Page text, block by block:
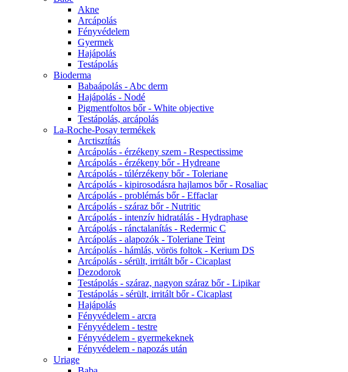
Akne
Arcápolás
Fényvédelem
Gyermek
Hajápolás
Testápolás
Bioderma
Babaápolás - Abc derm
Hajápolás - Nodé
Pigmentfoltos bőr - White objective
Testápolás, arcápolás
La-Roche-Posay termékek
Arctisztítás
Arcápolás - érzékeny szem - Respectissime
Arcápolás - érzékeny bőr - Hydreane
Arcápolás - túlérzékeny bőr - Toleriane
Arcápolás - kipirosodásra hajlamos bőr - Rosaliac
Arcápolás - problémás bőr - Effaclar
Arcápolás - száraz bőr - Nutritic
Arcápolás - intenzív hidratálás - Hydraphase
Arcápolás - ránctalanítás - Redermic C
Arcápolás - alapozók - Toleriane Teint
Arcápolás - hámlás, vörös foltok - Kerium DS
Arcápolás - sérült, irritált bőr - Cicaplast
Dezodorok
Testápolás - száraz, nagyon száraz bőr - Lipikar
Testápolás - sérült, irritált bőr - Cicaplast
Hajápolás
Fényvédelem - arcra
Fényvédelem - testre
Fényvédelem - gyermekeknek
Fényvédelem - napozás után
Uriage